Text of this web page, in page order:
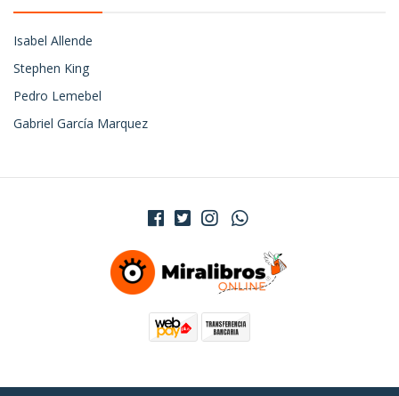
Isabel Allende
Stephen King
Pedro Lemebel
Gabriel García Marquez